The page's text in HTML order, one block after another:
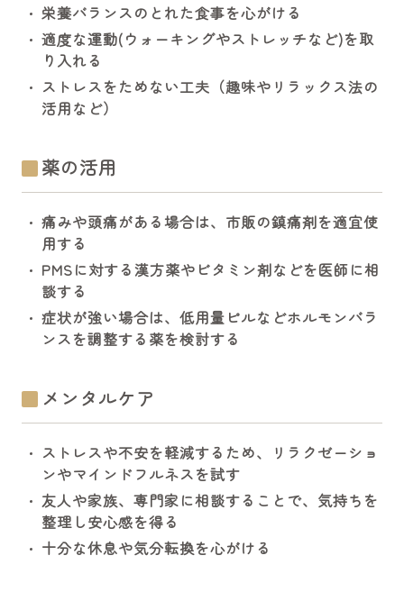
栄養バランスのとれた食事を心がける
適度な運動(ウォーキングやストレッチなど)を取
り入れる
ストレスをためない工夫（趣味やリラックス法の
活用など）
薬の活用
痛みや頭痛がある場合は、市販の鎮痛剤を適宜使
用する
PMSに対する漢方薬やビタミン剤などを医師に相
談する
症状が強い場合は、低用量ピルなどホルモンバラ
ンスを調整する薬を検討する
メンタルケア
ストレスや不安を軽減するため、リラクゼーショ
ンやマインドフルネスを試す
友人や家族、専門家に相談することで、気持ちを
整理し安心感を得る
十分な休息や気分転換を心がける